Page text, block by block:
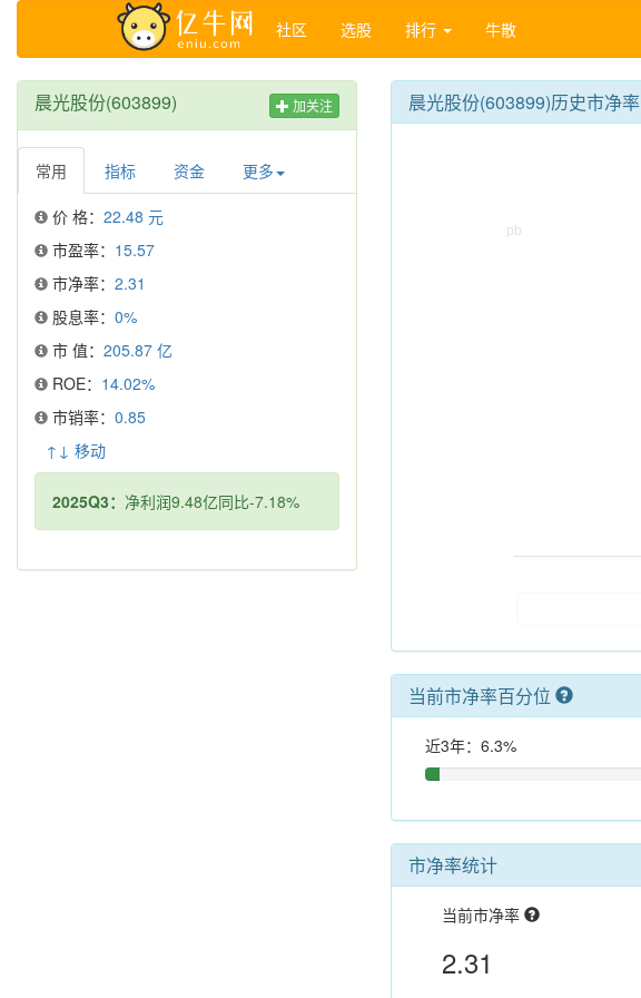
社区 选股 排行 牛散
晨光股份(603899) 加关注
常用 指标 资金 更多
价 格： 22.48 元
市盈率： 15.57
市净率： 2.31
股息率： 0%
市 值： 205.87 亿
ROE： 14.02%
市销率： 0.85
↑↓ 移动
2025Q3： 净利润9.48亿同比-7.18%
晨光股份(603899)历史市净率
当前市净率百分位
近3年：6.3%
市净率统计
当前市净率
2.31